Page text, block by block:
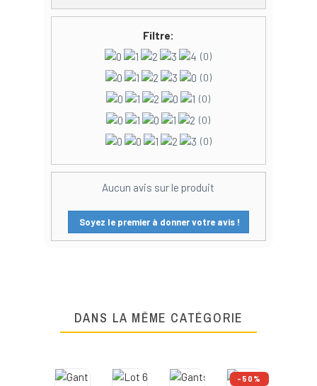
Filtre:
(0)
(0)
(0)
(0)
(0)
Aucun avis sur le produit
Soyez le premier à donner votre avis !
DANS LA MÊME CATÉGORIE
-50%